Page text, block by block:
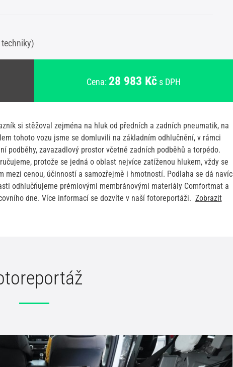
Cena:28 983 Kč s DPH
si stěžoval zejména na hluk od předních a zadních pneumatik, na
tohoto vozu jsme se domluvili na základním odhlučnění, v rámci
podběhy, zavazadlový prostor včetně zadních podběhů a torpédo.
protože se jedná o oblast nejvíce zatíženou hlukem, vždy se
mezi cenou, účinností a samozřejmě i hmotností. Podlaha se dá navíc
odhlučňujeme prémiovými membránovými materiály Comfortmat a
dne. Více informací se dozvíte v naší fotoreportáži. Zobrazit
-
3 ks 299 Kč + Do košíku